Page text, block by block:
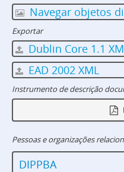
Navegar objetos
Exportar
Dublin Core 1.1
EAD 2002 XML
Instrumento de descrição
Pessoas e organizações
DIPPBA